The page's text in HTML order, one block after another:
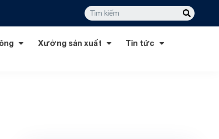
Xưởng sản xuất
Tin tức